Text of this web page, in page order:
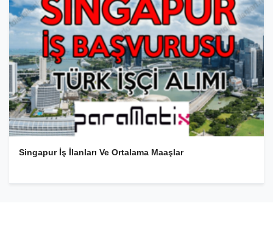
Singapur İş İlanları Ve Ortalama Maaşlar